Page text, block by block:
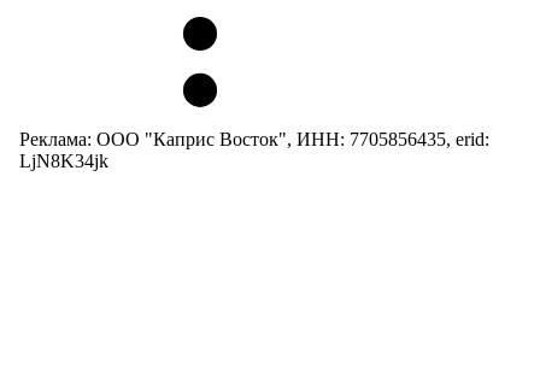
Реклама: ООО "Каприс Восток", ИНН: 7705856435, erid:
LjN8K34jk